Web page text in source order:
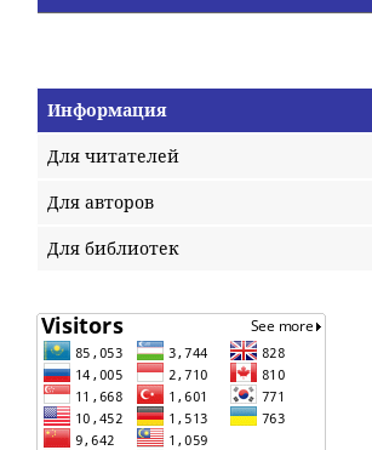
Информация
Для читателей
Для авторов
Для библиотек